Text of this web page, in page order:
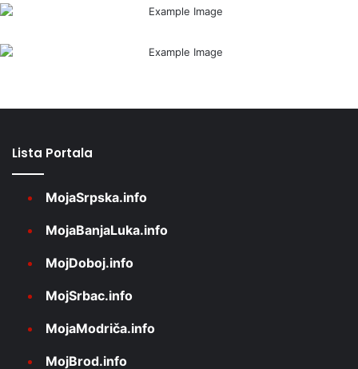
Lista Portala
MojaSrpska.info
MojaBanjaLuka.info
MojDoboj.info
MojSrbac.info
MojaModriča.info
MojBrod.info